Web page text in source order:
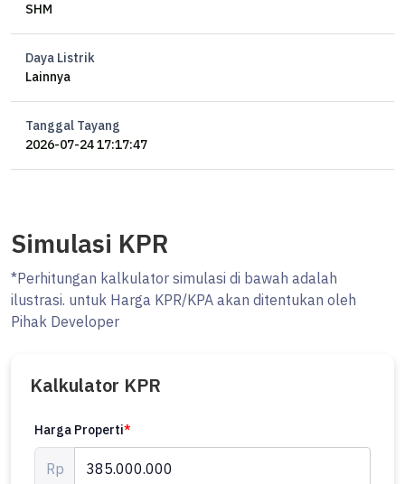
SHM
Daya Listrik
Lainnya
Tanggal Tayang
2026-07-24 17:17:47
Simulasi KPR
*Perhitungan kalkulator simulasi di bawah adalah
ilustrasi. untuk Harga KPR/KPA akan ditentukan oleh
Pihak Developer
Kalkulator KPR
Harga Properti*
Rp